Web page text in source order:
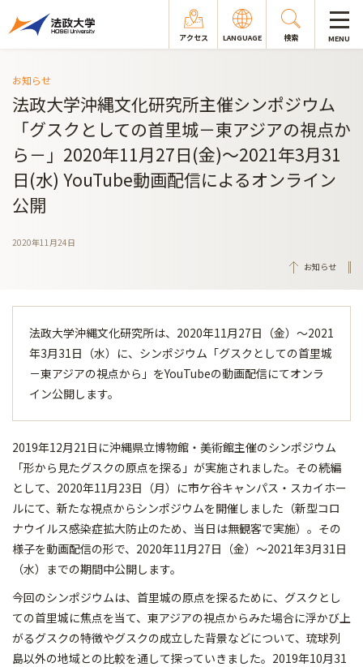
アクセス LANGUAGE 検索 MENU
お知らせ
法政大学沖縄文化研究所主催シンポジウム
「グスクとしての首里城－東アジアの視点か
ら－」2020年11月27日(金)～2021年3月31
日(水) YouTube動画配信によるオンライン
公開
2020年11月24日
お知らせ
法政大学沖縄文化研究所は、2020年11月27日（金）～2021
年3月31日（水）に、シンポジウム「グスクとしての首里城
－東アジアの視点から」をYouTubeの動画配信にてオンラ
イン公開します。
2019年12月21日に沖縄県立博物館・美術館主催のシンポジウム
「形から見たグスクの原点を探る」が実施されました。その続編
として、2020年11月23日（月）に市ケ谷キャンパス・スカイホー
ルにて、新たな視点からシンポジウムを開催しました（新型コロ
ナウイルス感染症拡大防止のため、当日は無観客で実施）。その
様子を動画配信の形で、2020年11月27日（金）～2021年3月31日
（水）までの期間中公開します。
今回のシンポジウムは、首里城の原点を探るために、グスクとし
ての首里城に焦点を当て、東アジアの視点からみた場合に浮かび上
がるグスクの特徴やグスクの成立した背景などについて、琉球列
島以外の地域との比較を通して探っていきました。2019年10月31